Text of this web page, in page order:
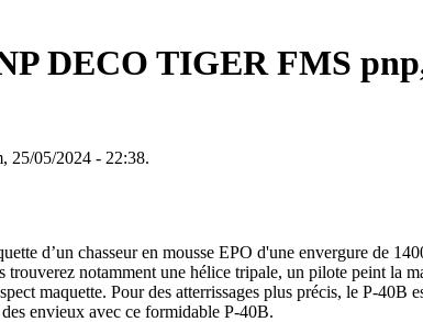
DECO TIGER FMS
25/05/2024 - 22:38.
d’un chasseur en mousse EPO d'une envergure de
trouverez notamment une hélice tripale, un pilote peint la
maquette. Pour des atterrissages plus précis, le P-40B
envieux avec ce formidable P-40B.